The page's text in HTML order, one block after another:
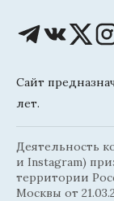
Сайт
лет.
Деятельность
и Instagram)
территории
Москвы от